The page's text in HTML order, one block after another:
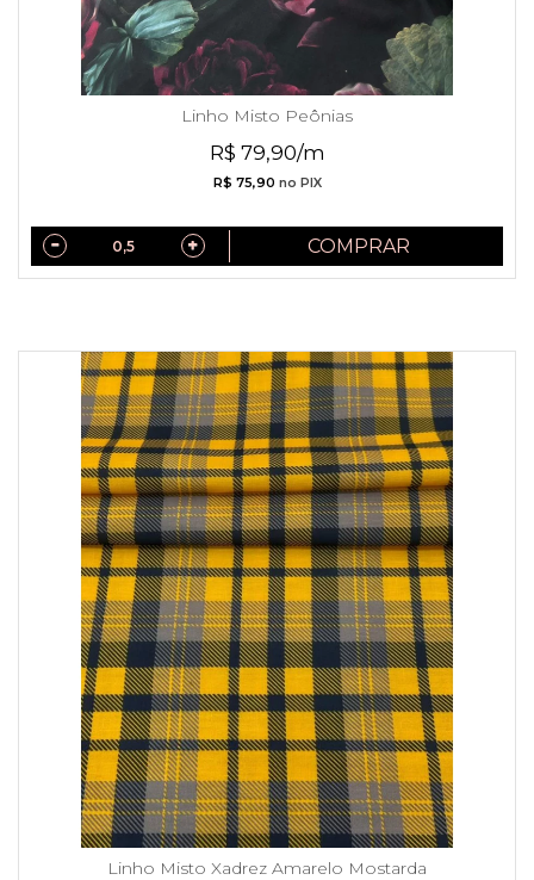
Linho Misto Peônias
R$ 79,90/m
R$ 75,90 no PIX
COMPRAR
Linho Misto Xadrez Amarelo Mostarda